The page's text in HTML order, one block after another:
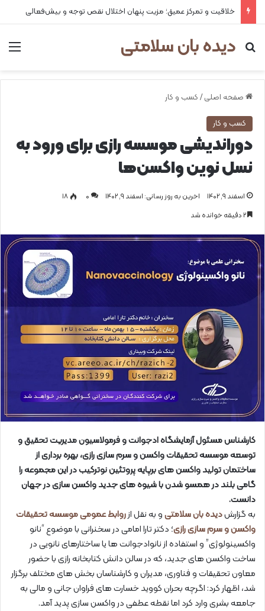
خلاقیت و تمرکز عمیق؛ مزیت پنهان اختلال نقص توجه و بیش‌فعالی
دیده بان سلامتی
جستجو برای
صفحه اصلی / کسب و کار
کسب و کار
دوراندیشی موسسه رازی برای ورود به
نسل نوین واکسن‌ها
اسفند ۹, ۱۴۰۲ اخرین به روز رسانی: اسفند ۹, ۱۴۰۲ 0
۱۸
کارشناس مسئول آزمایشگاه ادجوانت و فرمولاسیون مدیریت تحقیق و
توسعه موسسه تحقیقات واکسن و سرم سازی رازی، بهره برداری از
ساختمان تولید واکسن های برپایه پروتئین نوترکیب در این مجموعه را
گامی بلند در همسو شدن با شیوه های جدید واکسن سازی در جهان
دانست.
به گزارشدیده بان سلامتیو به نقل ازروابط عمومی موسسه تحقیقات
واکسن و سرم سازی رازی؛ دکتر تارا امامی در سخنرانی با موضوع “نانو
واکسینولوژی” و استفاده از نانوادجوانت ها یا ساختارهای نانویی در
ساخت واکسن های جدید، که در سالن دانش کتابخانه رازی با حضور
معاون تحقیقات و فناوری، مدیران و کارشناسان بخش های مختلف برگزار
شد، اظهار کرد: اگرچه بحران کووید خسارت های فراوان جانی و مالی به
جامعه بشری وارد کرد اما نقطه عطفی در واکسن سازی پدید آمد.